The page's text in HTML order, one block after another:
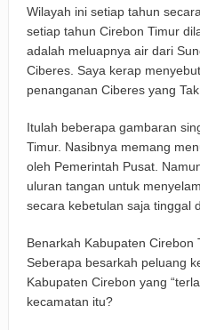
Wilayah ini setiap tahun
setiap tahun Cirebon Timur
adalah meluapnya air dari
Ciberes. Saya kerap
penanganan Ciberes yang
Itulah beberapa gambaran
Timur. Nasibnya memang
oleh Pemerintah Pusat.
uluran tangan untuk
secara kebetulan saja tinggal
Benarkah Kabupaten Cirebon
Seberapa besarkah peluang
Kabupaten Cirebon yang
kecamatan itu?